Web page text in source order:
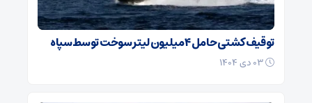
توقیف کشتی حامل ۴ میلیون لیتر سوخت توسط سپاه